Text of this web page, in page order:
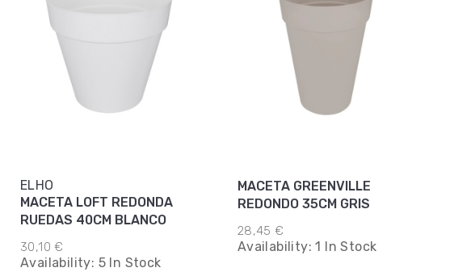
ELHO
MACETA LOFT REDONDA
RUEDAS 40CM BLANCO
30,10 €
Availability: 5 In Stock
MACETA GREENVILLE
REDONDO 35CM GRIS
28,45 €
Availability:1 In Stock